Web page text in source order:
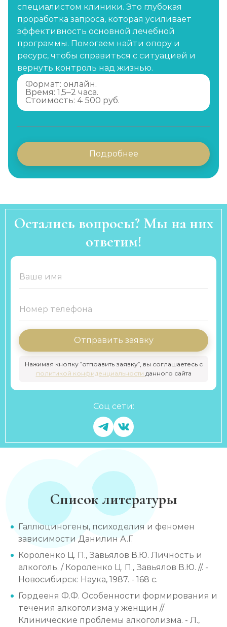
специалистом клиники. Это глубокая
проработка запроса, которая усиливает
эффективность основной лечебной
программы. Помогаем найти опору и
ресурс, чтобы справиться с ситуацией и
вернуть контроль над жизнью.
Формат: онлайн.
Время: 1,5–2 часа.
Стоимость: 4 500 руб.
Подробнее
Остались вопросы? Мы на них
ответим!
Отправить заявку
Нажимая кнопку “отправить заявку”, вы соглашаетесь с
политикой конфиденциальности данного сайта
Соц сети:
Список литературы
Галлюциногены, психоделия и феномен
зависимости Данилин А.Г.
Короленко Ц. П., Завьялов В.Ю. Личность и
алкоголь. / Короленко Ц. П., Завьялов В.Ю. //. -
Новосибирск: Наука, 1987. - 168 с.
Гордееня Ф.Ф. Особенности формирования и
течения алкоголизма у женщин //
Клинические проблемы алкоголизма. - Л.,